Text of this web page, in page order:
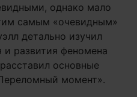
однако мало
самым «очевидным»
детально изучил
развития феномена
основные
момент».